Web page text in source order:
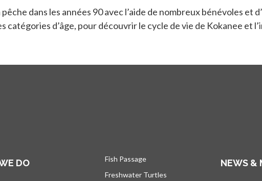
dans les années 90 avec l’aide de nombreux bénévoles
d’âge, pour découvrir le cycle de vie de Kokanee et
DO
Fish Passage
Freshwater Turtles
NEWS &